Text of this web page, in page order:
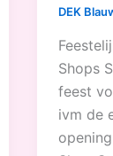
DEK
Shops
feest
ivm de